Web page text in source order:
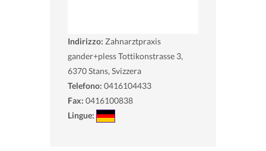
Indirizzo: Zahnarztpraxis
gander+pless Tottikonstrasse 3,
6370Stans, Svizzera
Telefono: 0416104433
Fax: 0416100838
Lingue: